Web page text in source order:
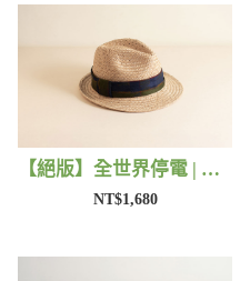
【絕版】全世界停電 | 藺子X好煩小姐
NT$1,680